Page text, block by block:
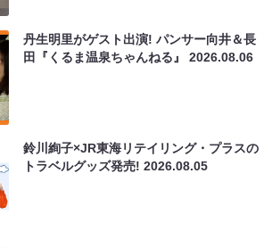
丹生明里がゲスト出演! パンサー向井＆長
田『くるま温泉ちゃんねる』2026.08.06
鈴川絢子×JR東海リテイリング・プラスの
トラベルグッズ発売!2026.08.05